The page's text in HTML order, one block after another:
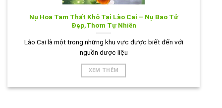
Nụ Hoa Tam Thất Khô Tại Lào Cai – Nụ Bao Tử
Đẹp,Thơm Tự Nhiên
Lào Cai là một trong những khu vực được biết đến với
nguồn dược liệu
XEM THÊM